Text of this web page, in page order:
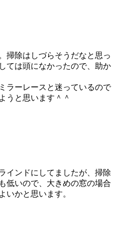
掃除はしづらそうだなと思っ
ては頭になかったので、助か
ラーレースと迷っているので
うと思います＾＾
インドにしてましたが、掃除
低いので、大きめの窓の場合
いかと思います。